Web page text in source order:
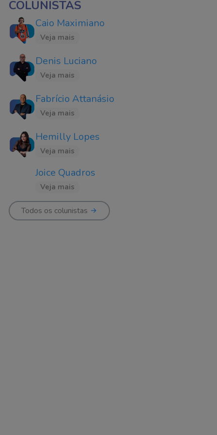
COLUNISTAS
Caio Maximiano
Veja mais
Denis Luciano
Veja mais
Fabrício Attanásio
Veja mais
Hemilly Lopes
Veja mais
Joice Quadros
Veja mais
Todos os colunistas